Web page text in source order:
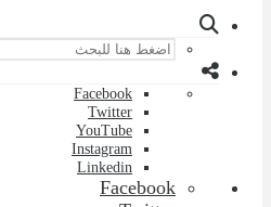
Facebook
Twitter
YouTube
Instagram
Linkedin
Facebook